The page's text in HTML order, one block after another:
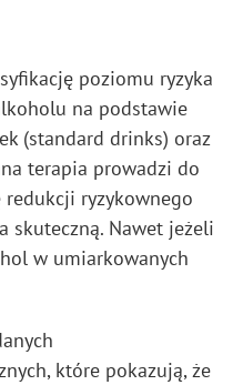
poziomu ryzyka
na podstawie
(standard drinks) oraz
terapia prowadzi do
ryzykownego
skuteczną. Nawet jeżeli
w umiarkowanych
które pokazują, że